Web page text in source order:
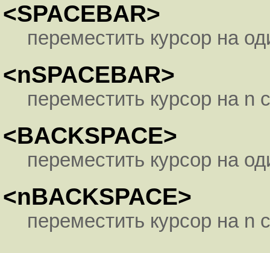
<SPACEBAR>
переместить курсор на
<nSPACEBAR>
переместить курсор на n
<BACKSPACE>
переместить курсор на
<nBACKSPACE>
переместить курсор на n